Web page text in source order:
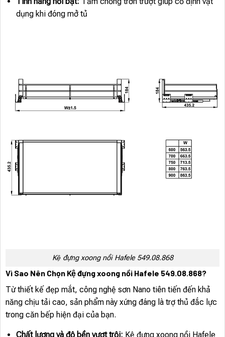
dụng khi đóng mở tủ
Kệ đựng xoong nồi Hafele 549.08.868
Vì Sao Nên Chọn Kệ đựng xoong nồi Hafele 549.08.868?
Từ thiết kế đẹp mắt, công nghệ sơn Nano tiên tiến đến khả
năng chịu tải cao, sản phẩm này xứng đáng là trợ thủ đắc lực
trong căn bếp hiện đại của bạn.
Chất lượng và độ bền vượt trội: Kệ đựng xoong nồi Hafele